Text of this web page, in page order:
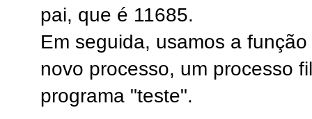
pai, que é 11685.
Em seguida, usamos a função
novo processo, um processo
programa "teste".